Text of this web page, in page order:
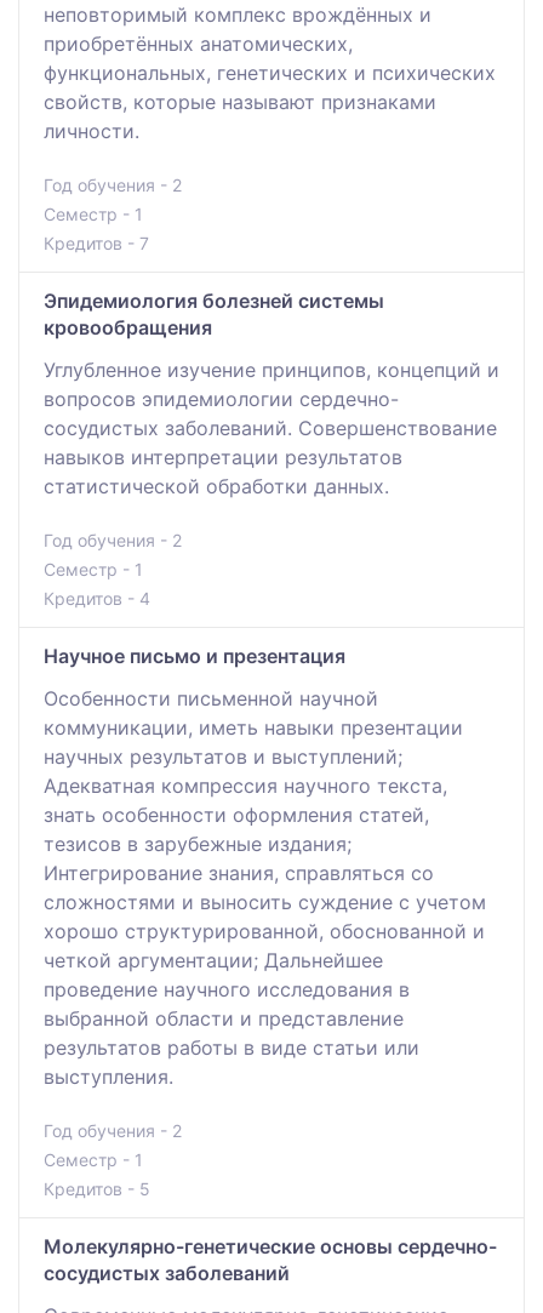
неповторимый комплекс врождённых и
приобретённых анатомических,
функциональных, генетических и психических
свойств, которые называют признаками
личности.
Год обучения - 2
Семестр - 1
Кредитов - 7
Эпидемиология болезней системы
кровообращения
Углубленное изучение принципов, концепций и
вопросов эпидемиологии сердечно-
сосудистых заболеваний. Совершенствование
навыков интерпретации результатов
статистической обработки данных.
Год обучения - 2
Семестр - 1
Кредитов - 4
Научное письмо и презентация
Особенности письменной научной
коммуникации, иметь навыки презентации
научных результатов и выступлений;
Адекватная компрессия научного текста,
знать особенности оформления статей,
тезисов в зарубежные издания;
Интегрирование знания, справляться со
сложностями и выносить суждение с учетом
хорошо структурированной, обоснованной и
четкой аргументации; Дальнейшее
проведение научного исследования в
выбранной области и представление
результатов работы в виде статьи или
выступления.
Год обучения - 2
Семестр - 1
Кредитов - 5
Молекулярно-генетические основы сердечно-
сосудистых заболеваний